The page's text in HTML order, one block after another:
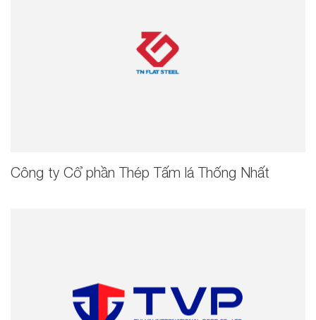
Công ty Cổ phần Thép Tấm lá Thống Nhất